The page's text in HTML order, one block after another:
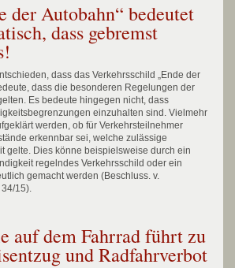
der Autobahn“ bedeutet
dass gebremst
dass das Verkehrsschild „Ende der
dass die besonderen Regelungen der
Es bedeute hingegen nicht, dass
einzuhalten sind. Vielmehr
werden, ob für Verkehrsteilnehmer
erkennbar sei, welche zulässige
gelte. Dies könne beispielsweise durch ein
regelndes Verkehrsschild oder ein
gemacht werden (Beschluss. v.
34/15).
auf dem Fahrrad führt zu
und Radfahrverbot